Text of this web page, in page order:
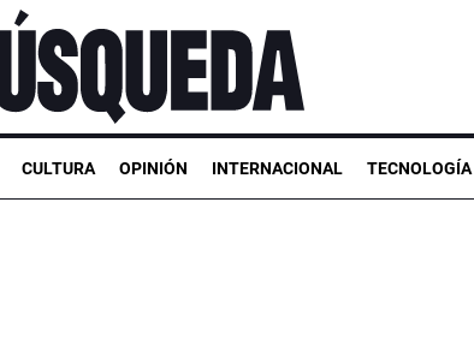
CULTURA OPINIÓN INTERNACIONAL TECNOLOGÍA